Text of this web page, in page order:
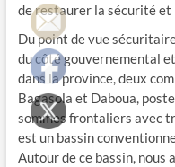
de restaurer la sécurité
Du point de vue
du côté gouvernemental
dans la province, deux
Bagasola et Daboua,
sommes frontaliers avec
est un bassin
Autour de ce bassin, nous